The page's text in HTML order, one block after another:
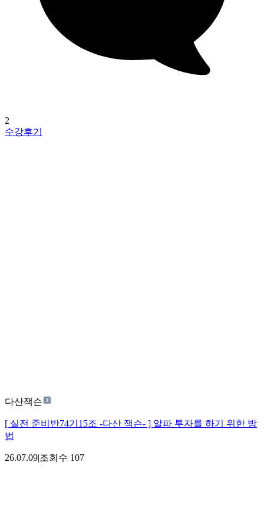
2
수강후기
다산잭슨
[ 실전 준비반74기15조 -다산 잭슨- ] 알파 투자를 하기 위한 방
법
26.07.09|조회수 107